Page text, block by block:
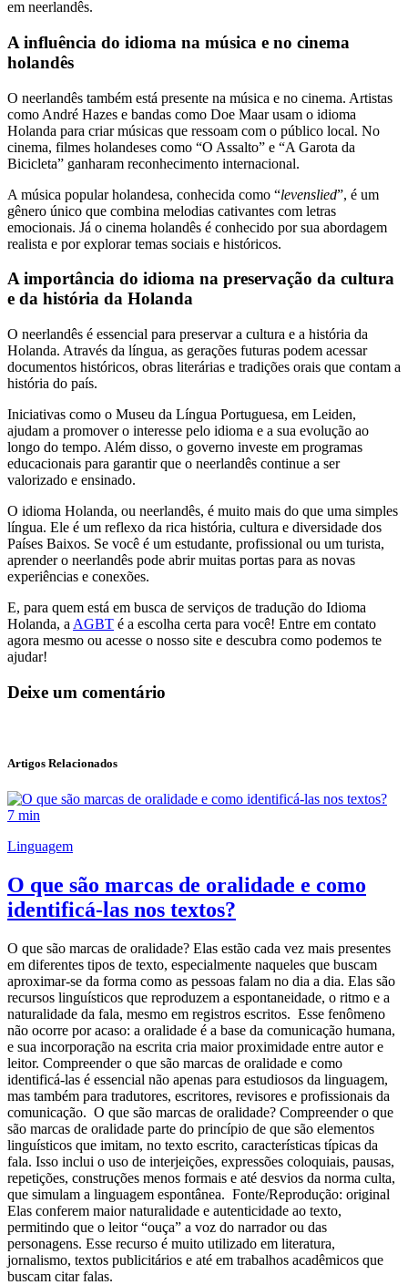
em neerlandês.
A influência do idioma na música e no cinema
holandês
O neerlandês também está presente na música e no cinema. Artistas
como André Hazes e bandas como Doe Maar usam o idioma
Holanda para criar músicas que ressoam com o público local. No
cinema, filmes holandeses como “O Assalto” e “A Garota da
Bicicleta” ganharam reconhecimento internacional.
A música popular holandesa, conhecida como “levenslied”, é um
gênero único que combina melodias cativantes com letras
emocionais. Já o cinema holandês é conhecido por sua abordagem
realista e por explorar temas sociais e históricos.
A importância do idioma na preservação da cultura
e da história da Holanda
O neerlandês é essencial para preservar a cultura e a história da
Holanda. Através da língua, as gerações futuras podem acessar
documentos históricos, obras literárias e tradições orais que contam a
história do país.
Iniciativas como o Museu da Língua Portuguesa, em Leiden,
ajudam a promover o interesse pelo idioma e a sua evolução ao
longo do tempo. Além disso, o governo investe em programas
educacionais para garantir que o neerlandês continue a ser
valorizado e ensinado.
O idioma Holanda, ou neerlandês, é muito mais do que uma simples
língua. Ele é um reflexo da rica história, cultura e diversidade dos
Países Baixos. Se você é um estudante, profissional ou um turista,
aprender o neerlandês pode abrir muitas portas para as novas
experiências e conexões.
E, para quem está em busca de serviços de tradução do Idioma
Holanda, a AGBT é a escolha certa para você! Entre em contato
agora mesmo ou acesse o nosso site e descubra como podemos te
ajudar!
Deixe um comentário
Artigos Relacionados
7 min
Linguagem
O que são marcas de oralidade e como
identificá-las nos textos?
O que são marcas de oralidade? Elas estão cada vez mais presentes
em diferentes tipos de texto, especialmente naqueles que buscam
aproximar-se da forma como as pessoas falam no dia a dia. Elas são
recursos linguísticos que reproduzem a espontaneidade, o ritmo e a
naturalidade da fala, mesmo em registros escritos. Esse fenômeno
não ocorre por acaso: a oralidade é a base da comunicação humana,
e sua incorporação na escrita cria maior proximidade entre autor e
leitor. Compreender o que são marcas de oralidade e como
identificá-las é essencial não apenas para estudiosos da linguagem,
mas também para tradutores, escritores, revisores e profissionais da
comunicação. O que são marcas de oralidade? Compreender o que
são marcas de oralidade parte do princípio de que são elementos
linguísticos que imitam, no texto escrito, características típicas da
fala. Isso inclui o uso de interjeições, expressões coloquiais, pausas,
repetições, construções menos formais e até desvios da norma culta,
que simulam a linguagem espontânea. Fonte/Reprodução: original
Elas conferem maior naturalidade e autenticidade ao texto,
permitindo que o leitor “ouça” a voz do narrador ou das
personagens. Esse recurso é muito utilizado em literatura,
jornalismo, textos publicitários e até em trabalhos acadêmicos que
buscam citar falas.